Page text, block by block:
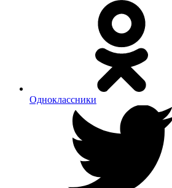
Одноклассники